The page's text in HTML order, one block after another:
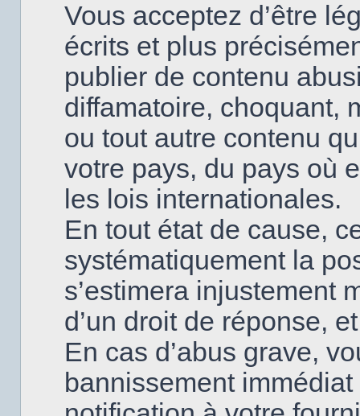
Vous acceptez d’être
écrits et plus
publier de contenu
diffamatoire, choquant,
ou tout autre contenu
votre pays, du pays où
les lois internationales.
En tout état de cause,
systématiquement la
s’estimera injustement
d’un droit de réponse,
En cas d’abus grave,
bannissement